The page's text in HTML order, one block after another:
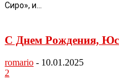
Сиро», и...
С Днем Рождения,
romario - 10.01.2025
2